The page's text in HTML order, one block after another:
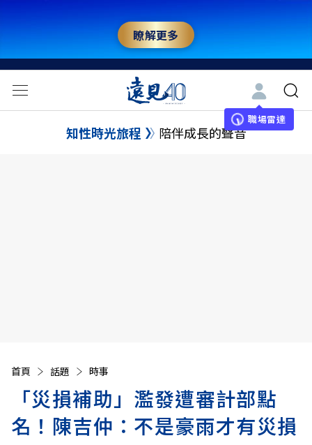
瞭解更多
職場雷達
知性時光旅程 陪伴成長的聲音
首頁 話題 時事
「災損補助」濫發遭審計部點
名！陳吉仲：不是豪雨才有災損